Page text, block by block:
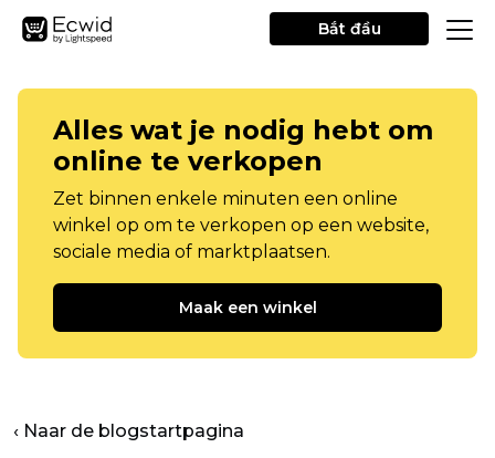
Bắt đầu
Alles wat je nodig hebt om
online te verkopen
Zet binnen enkele minuten een online
winkel op om te verkopen op een website,
sociale media of marktplaatsen.
Maak een winkel
‹ Naar de blogstartpagina